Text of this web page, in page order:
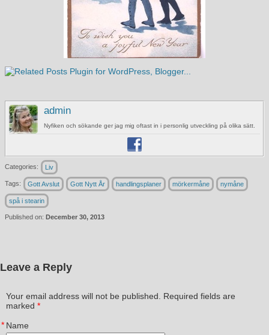
admin
Nyfiken och sökande ger jag mig oftast in i personlig utveckling på olika sätt.
Categories: Liv
Tags: Gott Avslut Gott Nytt År handlingsplaner mörkermåne nymåne
spå i stearin
Published on: December 30, 2013
Leave a Reply
Your email address will not be published. Required fields are
marked *
Name
*